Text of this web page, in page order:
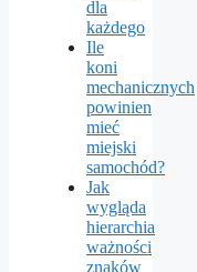
dla
każdego
Ile
koni
mechanicznych
powinien
mieć
miejski
samochód?
Jak
wygląda
hierarchia
ważności
znaków